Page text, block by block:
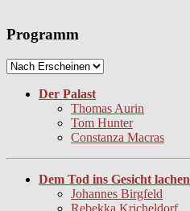
Programm
Der Palast
Thomas Aurin
Tom Hunter
Constanza Macras
Dem Tod ins Gesicht lachen
Johannes Birgfeld
Rebekka Kricheldorf